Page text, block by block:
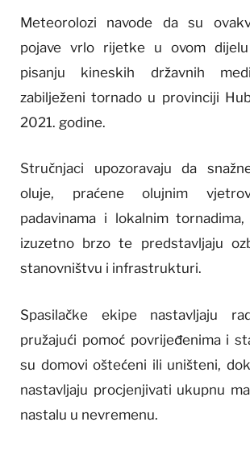
Meteorolozi navode da su
pojave vrlo rijetke u ovom
pisanju kineskih državnih
zabilježeni tornado u provinciji
2021. godine.
Stručnjaci upozoravaju da
oluje, praćene olujnim
padavinama i lokalnim
izuzetno brzo te predstavljaju
stanovništvu i infrastrukturi.
Spasilačke ekipe nastavljaju
pružajući pomoć povrijeđenima i
su domovi oštećeni ili uništeni,
nastavljaju procjenjivati ukupnu
nastalu u nevremenu.